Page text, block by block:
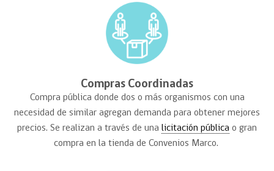
Compras Coordinadas
Compra pública donde dos o más organismos con una
necesidad de similar agregan demanda para obtener mejores
precios. Se realizan a través de una licitación pública o gran
compra en la tienda de Convenios Marco.